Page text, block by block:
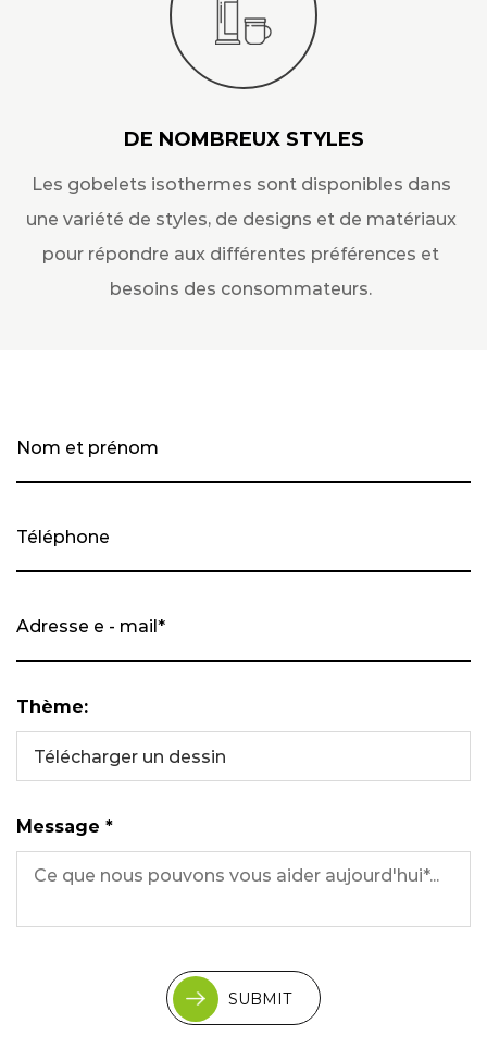
DE NOMBREUX STYLES
Les gobelets isothermes sont disponibles dans
une variété de styles, de designs et de matériaux
pour répondre aux différentes préférences et
besoins des consommateurs.
Thème:
Télécharger un dessin
Message *
SUBMIT